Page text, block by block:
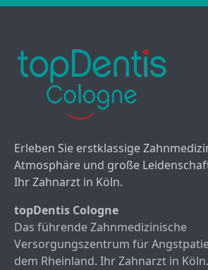
Erleben Sie erstklassige
Atmosphäre und große
Ihr Zahnarzt in Köln.
topDentis Cologne
Das führende Zahnmedizinische
Versorgungszentrum für
dem Rheinland. Ihr Zahnarzt in Köln.